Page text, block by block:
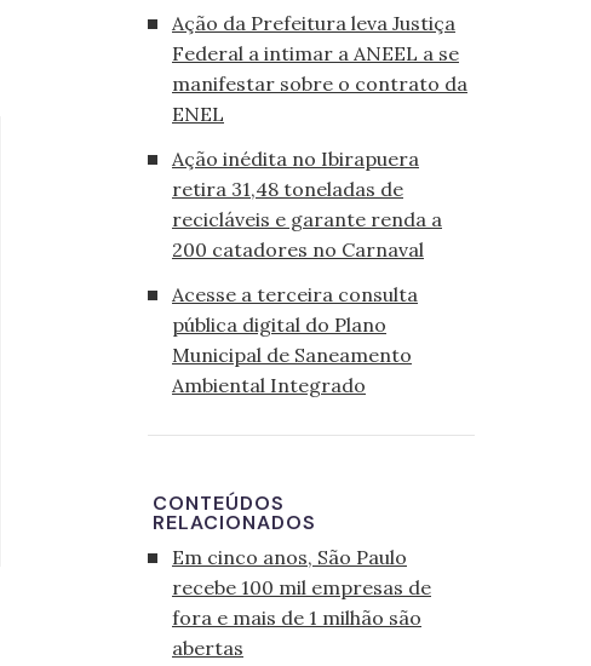
Ação da Prefeitura leva Justiça
Federal a intimar a ANEEL a se
manifestar sobre o contrato da
ENEL
Ação inédita no Ibirapuera
retira 31,48 toneladas de
recicláveis e garante renda a
200 catadores no Carnaval
Acesse a terceira consulta
pública digital do Plano
Municipal de Saneamento
Ambiental Integrado
CONTEÚDOS
RELACIONADOS
Em cinco anos, São Paulo
recebe 100 mil empresas de
fora e mais de 1 milhão são
abertas